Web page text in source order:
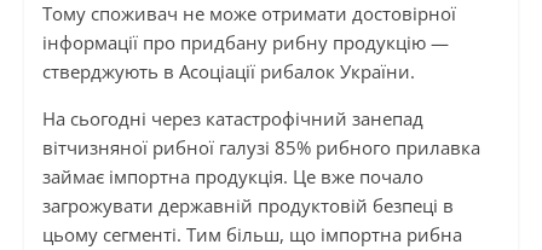
Тому споживач не може отримати достовірної
інформації про придбану рибну продукцію —
стверджують в Асоціації рибалок України.
На сьогодні через катастрофічний занепад
вітчизняної рибної галузі 85% рибного прилавка
займає імпортна продукція. Це вже почало
загрожувати державній продуктовій безпеці в
цьому сегменті. Тим більш, що імпортна рибна